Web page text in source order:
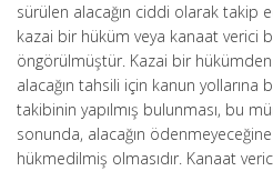
sürülen alacağın ciddi olarak takip
kazai bir hüküm veya kanaat verici
öngörülmüştür. Kazai bir hükümden
alacağın tahsili için kanun yollarına
takibinin yapılmış bulunması, bu
sonunda, alacağın
hükmedilmiş olmasıdır. Kanaat